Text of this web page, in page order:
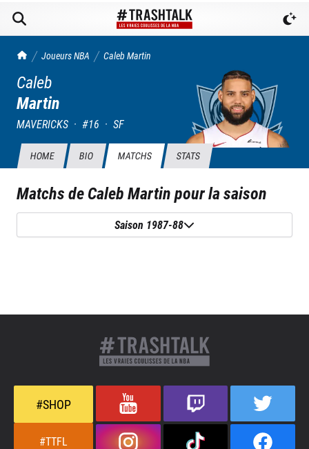
TrashTalk Actu NBA
Joueurs NBA Caleb Martin
Caleb
Martin
MAVERICKS · #16 · SF
HOME BIO MATCHS STATS
Matchs deCaleb Martinpour la saison
Saison 1987-88
#SHOP
#TTFL